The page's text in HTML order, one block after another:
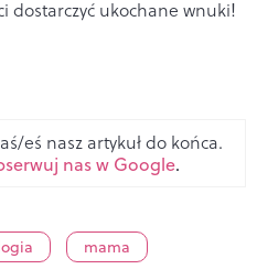
dostarczyć ukochane wnuki!
eś nasz artykuł do końca.
nas w Google.
mama